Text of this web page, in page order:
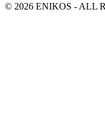
© 2026 ENIKOS - ALL